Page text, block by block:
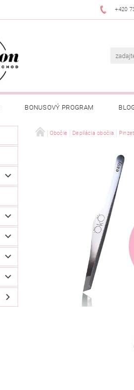
+420
BONUSOVÝ PROGRAM
Obočie Depilácia obočia